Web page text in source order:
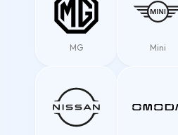
MG Mini